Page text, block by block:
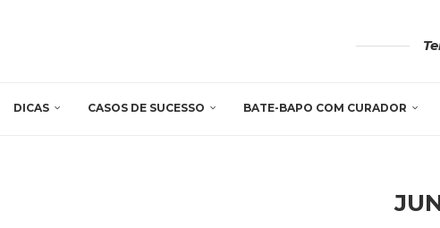
DICAS CASOS DE SUCESSO BATE-BAPO COM CURADOR